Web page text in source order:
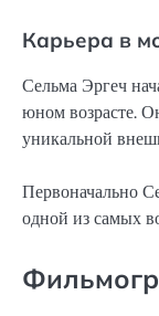
Карьера в
Сельма Эргеч
юном возрасте.
уникальной
Первоначально
одной из самых